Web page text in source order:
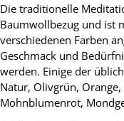
Die traditionelle
Baumwollbezug und ist
verschiedenen Farben
Geschmack und
werden. Einige der
Natur, Olivgrün,
Mohnblumenrot,